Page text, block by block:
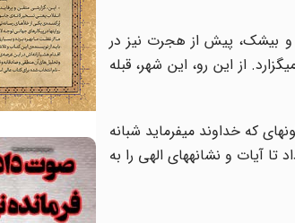
و بی‏شک، پیش از هجرت نیز در
از این رو، این شهر، قبله
که خداوند می‏فرماید شبانه
تا آیات و نشانه‏های الهی را به